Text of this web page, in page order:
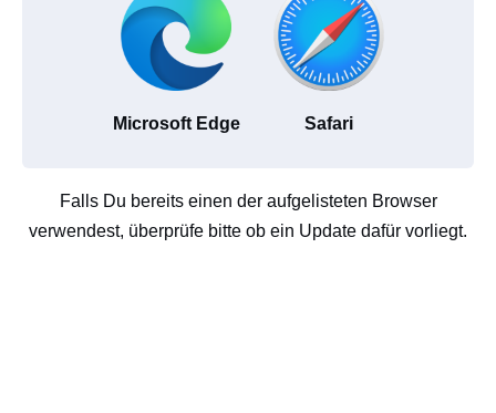
Microsoft Edge Safari
Falls Du bereits einen der aufgelisteten Browser
verwendest, überprüfe bitte ob ein Update dafür vorliegt.